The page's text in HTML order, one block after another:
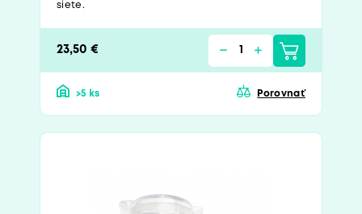
siete.
23,50 €
>5 ks Porovnať